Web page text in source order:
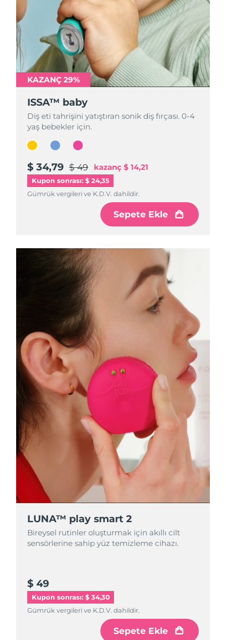
KAZANÇ 29%
ISSA™ baby
Diş eti tahrişini yatıştıran sonik diş fırçası. 0-4
yaş bebekler için.
$ 34,79 $ 49 kazanç $ 14,21
Kupon sonrası: $ 24,35
Gümrük vergileri ve K.D.V. dahildir.
Sepete Ekle
KAZANÇ 29%
ISSA™ baby
Diş eti tahrişini yatıştıran sonik diş fırçası. 0-4
yaş bebekler için.
$ 34,79 $ 49 kazanç $ 14,21
Gümrük vergileri ve K.D.V. dahildir.
Sepete Ekle
KAZANÇ 29%
ISSA™ baby
Diş eti tahrişini yatıştıran sonik diş fırçası. 0-4
yaş bebekler için.
$ 34,79 $ 49 kazanç $ 14,21
Gümrük vergileri ve K.D.V. dahildir.
Sepete Ekle
LUNA™ play smart 2
Bireysel rutinler oluşturmak için akıllı cilt
sensörlerine sahip yüz temizleme cihazı.
$ 49
Kupon sonrası: $ 34,30
Gümrük vergileri ve K.D.V. dahildir.
Sepete Ekle